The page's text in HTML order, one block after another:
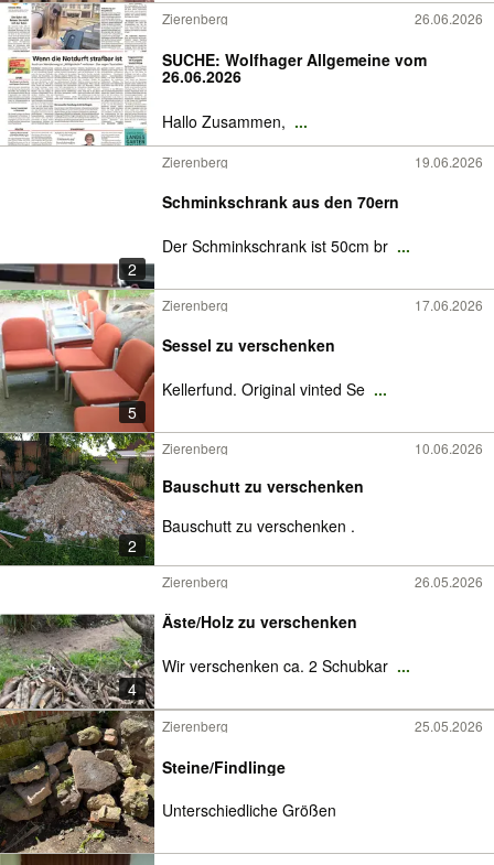
Zierenberg 26.06.2026
SUCHE: Wolfhager Allgemeine vom
26.06.2026
Hallo Zusammen, ...
2
Zierenberg 19.06.2026
Schminkschrank aus den 70ern
Der Schminkschrank ist 50cm br ...
5
Zierenberg 17.06.2026
Sessel zu verschenken
Kellerfund. Original vinted Se ...
2
Zierenberg 10.06.2026
Bauschutt zu verschenken
Bauschutt zu verschenken .
4
Zierenberg 26.05.2026
Äste/Holz zu verschenken
Wir verschenken ca. 2 Schubkar ...
Zierenberg 25.05.2026
Steine/Findlinge
Unterschiedliche Größen